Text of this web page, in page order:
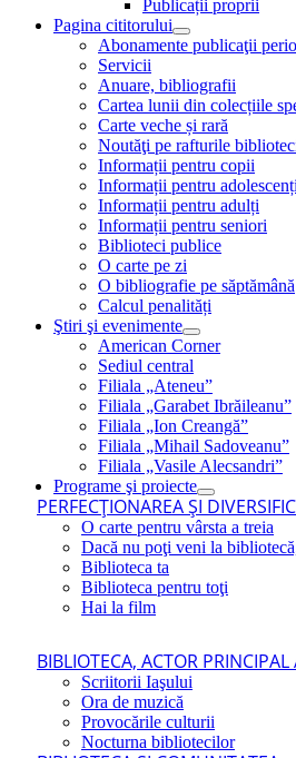
Publicații proprii
Pagina cititorului
Abonamente publicaţii
Servicii
Anuare, bibliografii
Cartea lunii din colecțiile
Carte veche și rară
Noutăţi pe rafturile
Informații pentru copii
Informații pentru adolescenți
Informații pentru adulți
Informații pentru seniori
Biblioteci publice
O carte pe zi
O bibliografie pe săptămână
Calcul penalități
Ştiri şi evenimente
American Corner
Sediul central
Filiala „Ateneu”
Filiala „Garabet Ibrăileanu”
Filiala „Ion Creangă”
Filiala „Mihail Sadoveanu”
Filiala „Vasile Alecsandri”
Programe şi proiecte
PERFECŢIONAREA ŞI
O carte pentru vârsta a treia
Dacă nu poţi veni la
Biblioteca ta
Biblioteca pentru toţi
Hai la film
BIBLIOTECA, ACTOR
Scriitorii Iaşului
Ora de muzică
Provocările culturii
Nocturna bibliotecilor